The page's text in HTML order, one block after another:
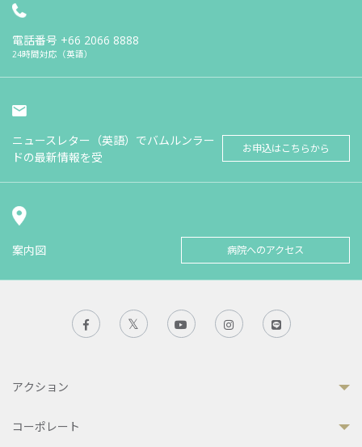
電話番号 +66 2066 8888
24時間対応（英語）
ニュースレター（英語）でバムルンラー
ドの最新情報を受
お申込はこちらから
案内図 病院へのアクセス
アクション
コーポレート